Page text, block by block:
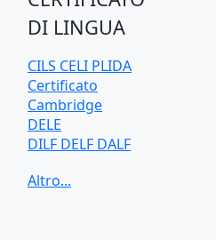
DI LINGUA
CILS CELI PLIDA
Certificato
Cambridge
DELE
DILF DELF DALF
IELTS